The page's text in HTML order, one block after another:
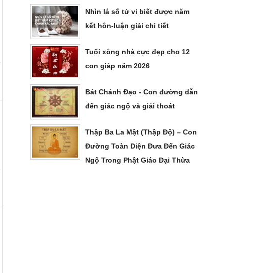
Nhìn lá số tử vi biết được năm
kết hôn-luận giải chi tiết
Tuổi xông nhà cực đẹp cho 12
con giáp năm 2026
Bát Chánh Đạo - Con đường dẫn
đến giác ngộ và giải thoát
Thập Ba La Mật (Thập Độ) – Con
Đường Toàn Diện Đưa Đến Giác
Ngộ Trong Phật Giáo Đại Thừa